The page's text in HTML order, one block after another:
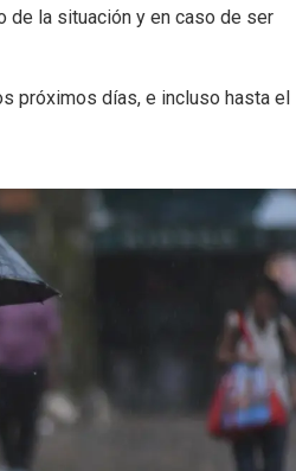
de la situación y en caso de ser
próximos días, e incluso hasta el